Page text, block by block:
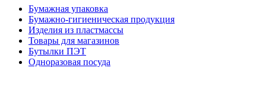
Бумажная упаковка
Бумажно-гигиеническая продукция
Изделия из пластмассы
Товары для магазинов
Бутылки ПЭТ
Одноразовая посуда